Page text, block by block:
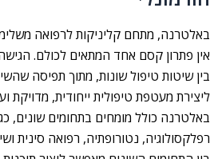
באלטרנה, מתחם קליניקות לרפואה
אין פתרון קסם אחד המתאים לכולם.
בין שיטות טיפול שונות, מתוך תפיסה
ליצירת מעטפת טיפולית ייחודית, מדויקת
באלטרנה כולל מומחים בתחומים שונים,
רפלקסולוגיה, נטורופתיה, רפואה סינית